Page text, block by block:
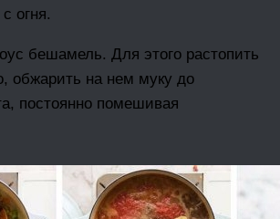
огня.
бешамель. Для этого растопить
обжарить на нем муку до
постоянно помешивая